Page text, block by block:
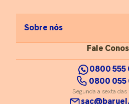
Sobre nós
Fale
0800 555
0800 055
Segunda a sexta das